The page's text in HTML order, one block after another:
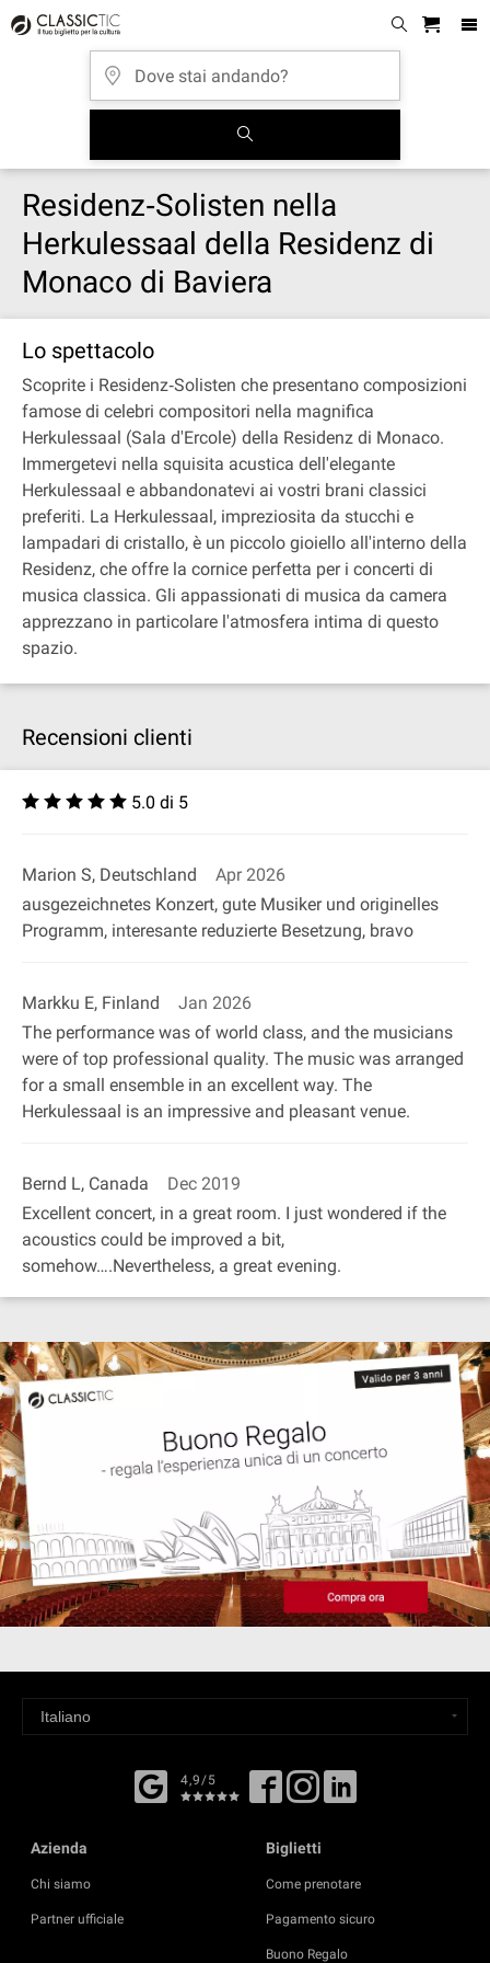
Residenz‐Solisten nella
Herkulessaal della Residenz di
Monaco di Baviera
Lo spettacolo
Scoprite i Residenz‐Solisten che presentano composizioni
famose di celebri compositori nella magnifica
Herkulessaal (Sala d'Ercole) della Residenz di Monaco.
Immergetevi nella squisita acustica dell'elegante
Herkulessaal e abbandonatevi ai vostri brani classici
preferiti. La Herkulessaal, impreziosita da stucchi e
lampadari di cristallo, è un piccolo gioiello all'interno della
Residenz, che offre la cornice perfetta per i concerti di
musica classica. Gli appassionati di musica da camera
apprezzano in particolare l'atmosfera intima di questo
spazio.
Recensioni clienti
5.0 di 5
Marion S, Deutschland
Apr 2026
ausgezeichnetes Konzert, gute Musiker und originelles
Programm, interesante reduzierte Besetzung, bravo
Markku E, Finland
Jan 2026
The performance was of world class, and the musicians
were of top professional quality. The music was arranged
for a small ensemble in an excellent way. The
Herkulessaal is an impressive and pleasant venue.
Bernd L, Canada
Dec 2019
Excellent concert, in a great room. I just wondered if the
acoustics could be improved a bit,
somehow….Nevertheless, a great evening.
4,9/5
Azienda
Chi siamo
Partner ufficiale
Biglietti
Come prenotare
Pagamento sicuro
Buono Regalo